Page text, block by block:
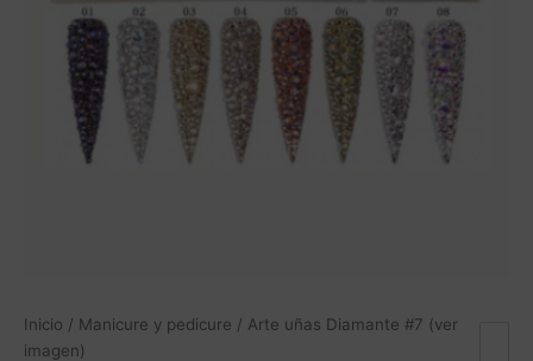
Inicio / Manicure y pedicure / Arte uñas Diamante #7 (ver
imagen)